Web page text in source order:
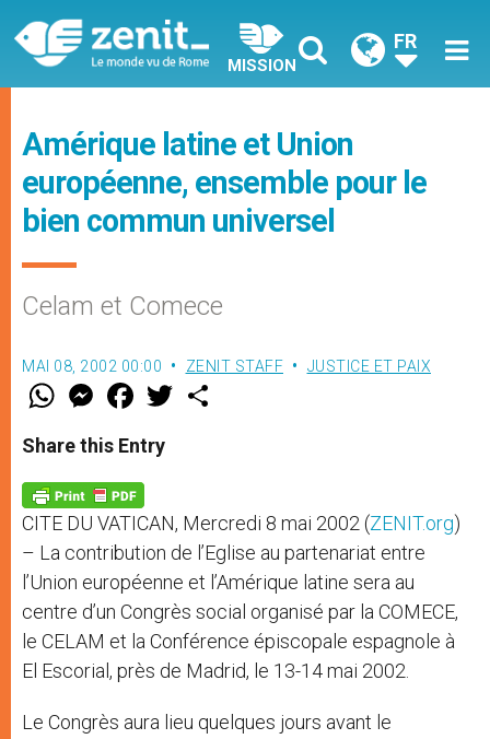
MISSION
FR
Amérique latine et Union
européenne, ensemble pour le
bien commun universel
Celam et Comece
MAI 08, 2002 00:00 ZENIT STAFF JUSTICE ET PAIX
W
t
s
p
p
M
e
s
e
g
e
r
F
a
e
b
o
k
w
Share this Entry
CITE DU VATICAN, Mercredi 8 mai 2002 (ZENIT.org)
– La contribution de l’Eglise au partenariat entre
l’Union européenne et l’Amérique latine sera au
centre d’un Congrès social organisé par la COMECE,
le CELAM et la Conférence épiscopale espagnole à
El Escorial, près de Madrid, le 13-14 mai 2002.
Le Congrès aura lieu quelques jours avant le